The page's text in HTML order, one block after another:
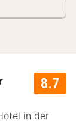
8.7
in der